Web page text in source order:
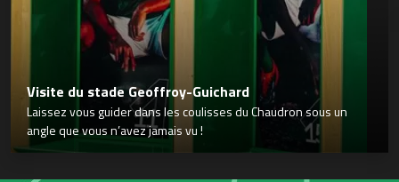
Visite du stade Geoffroy-Guichard
Laissez vous guider dans les coulisses du Chaudron sous un
angle que vous n’avez jamais vu !